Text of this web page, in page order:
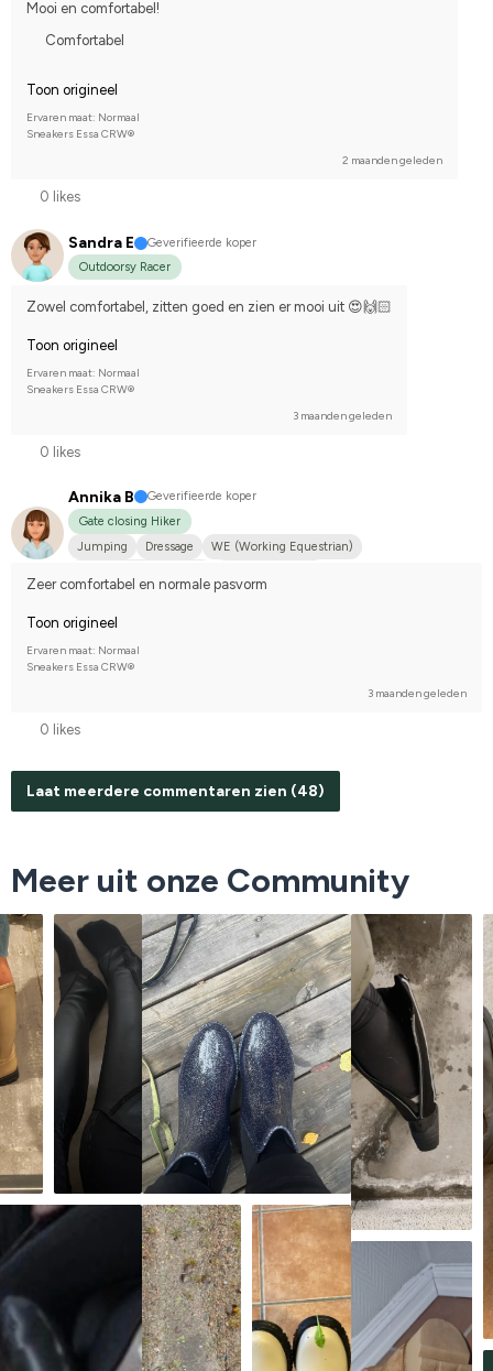
Mooi en comfortabel!
Comfortabel
Toon origineel
Ervaren maat: Normaal
Sneakers Essa CRW®
2 maanden geleden
0 likes
Sandra E
Geverifieerde koper
Outdoorsy Racer
Zowel comfortabel, zitten goed en zien er mooi uit 😍🙌🏻
Toon origineel
Ervaren maat: Normaal
Sneakers Essa CRW®
3 maanden geleden
0 likes
Annika B
Geverifieerde koper
Gate closing Hiker
Jumping
Dressage
WE (Working Equestrian)
Zeer comfortabel en normale pasvorm
Toon origineel
Ervaren maat: Normaal
Sneakers Essa CRW®
3 maanden geleden
0 likes
Laat meerdere commentaren zien (48)
Meer uit onze Community